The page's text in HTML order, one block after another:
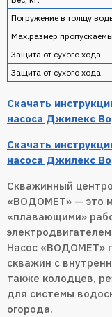
Погружение в толщу
Max.размер
Защита от сухого хода
Защита от сухого хода
Скачать
насоса Джилекс
Скачать
насоса Джилекс
Скважинный
«ВОДОМЕТ» — это
«плавающими»
Насос «ВОДОМЕТ»
скважин с
также колодцев,
для системы
огорода.